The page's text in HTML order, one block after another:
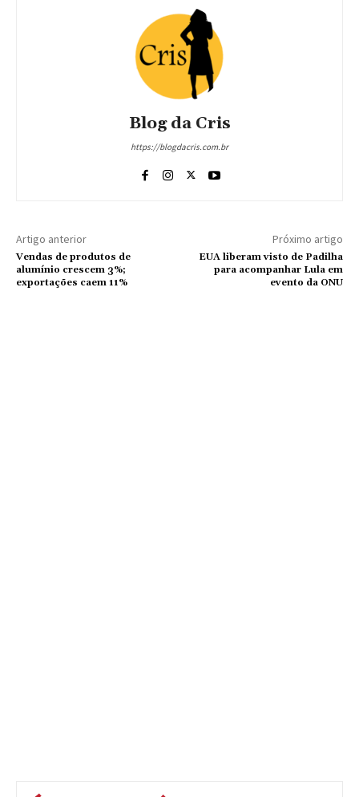
Blog da Cris
https://blogdacris.com.br
Artigo anterior
Vendas de produtos de
alumínio crescem 3%;
exportações caem 11%
Próximo artigo
EUA liberam visto de Padilha
para acompanhar Lula em
evento da ONU